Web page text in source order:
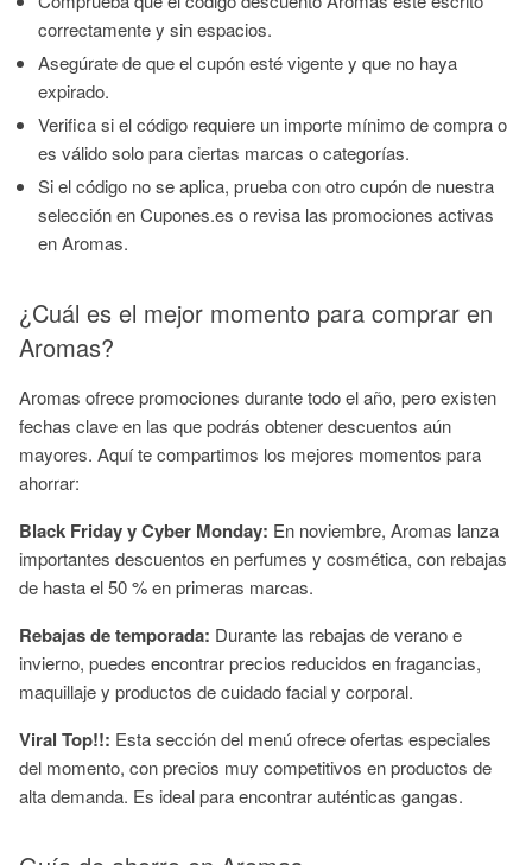
correctamente y sin espacios.
Asegúrate de que el cupón esté vigente y que no haya
expirado.
Verifica si el código requiere un importe mínimo de compra o
es válido solo para ciertas marcas o categorías.
Si el código no se aplica, prueba con otro cupón de nuestra
selección en Cupones.es o revisa las promociones activas
en Aromas.
¿Cuál es el mejor momento para comprar en
Aromas?
Aromas ofrece promociones durante todo el año, pero existen
fechas clave en las que podrás obtener descuentos aún
mayores. Aquí te compartimos los mejores momentos para
ahorrar:
Black Friday y Cyber Monday: En noviembre, Aromas lanza
importantes descuentos en perfumes y cosmética, con rebajas
de hasta el 50 % en primeras marcas.
Rebajas de temporada: Durante las rebajas de verano e
invierno, puedes encontrar precios reducidos en fragancias,
maquillaje y productos de cuidado facial y corporal.
Viral Top!!: Esta sección del menú ofrece ofertas especiales
del momento, con precios muy competitivos en productos de
alta demanda. Es ideal para encontrar auténticas gangas.